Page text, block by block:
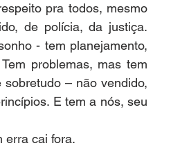
pra todos, mesmo
de polícia, da justiça.
- tem planejamento,
problemas, mas tem
– não vendido,
E tem a nós, seu
erra cai fora.